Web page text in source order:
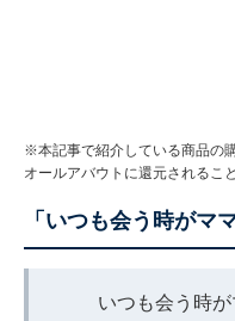
※本記事で紹介している商品の
オールアバウトに還元されるこ
「いつも会う時がマ
いつも会う時が